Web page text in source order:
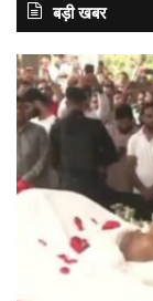
बड़ी खबर